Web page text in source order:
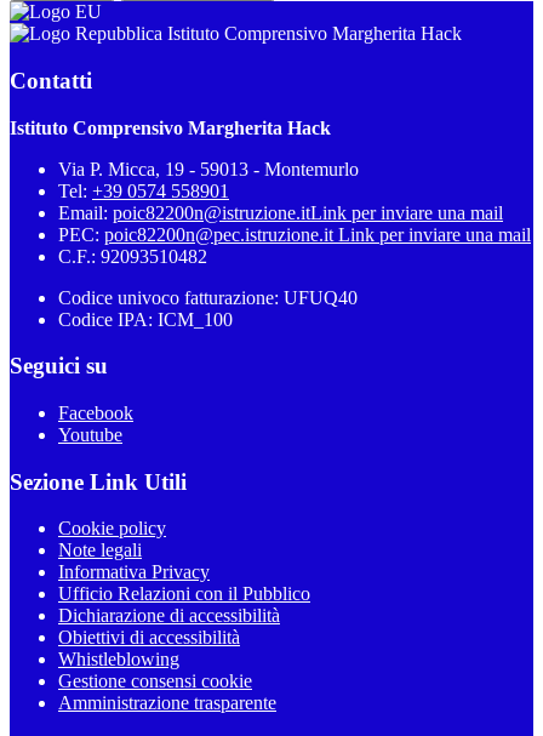
Istituto Comprensivo Margherita Hack
Contatti
Istituto Comprensivo Margherita Hack
Via P. Micca, 19 - 59013 - Montemurlo
Tel: +39 0574 558901
Email: poic82200n@istruzione.itLink per inviare una mail
PEC: poic82200n@pec.istruzione.it Link per inviare una mail
C.F.: 92093510482
Codice univoco fatturazione: UFUQ40
Codice IPA: ICM_100
Seguici su
Facebook
Youtube
Sezione Link Utili
Cookie policy
Note legali
Informativa Privacy
Ufficio Relazioni con il Pubblico
Dichiarazione di accessibilità
Obiettivi di accessibilità
Whistleblowing
Gestione consensi cookie
Amministrazione trasparente